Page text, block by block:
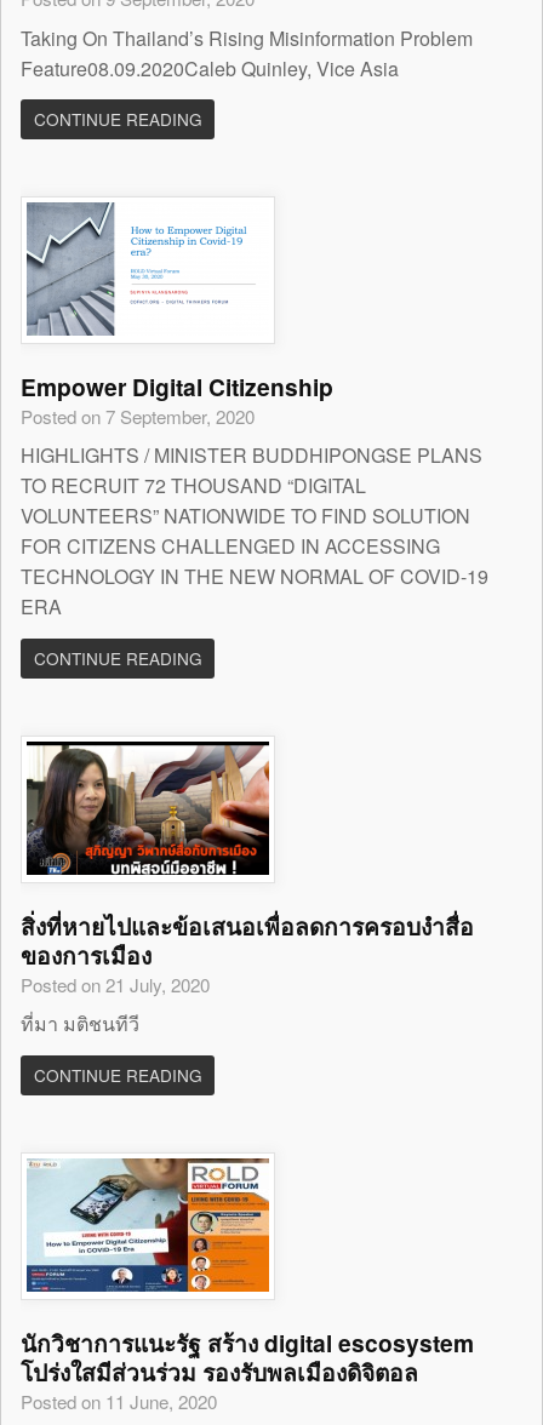
Taking On Thailand’s Rising Misinformation Problem
Feature08.09.2020Caleb Quinley, Vice Asia
CONTINUE READING
Empower Digital Citizenship
Posted on 7 September, 2020
HIGHLIGHTS / MINISTER BUDDHIPONGSE PLANS
TO RECRUIT 72 THOUSAND “DIGITAL
VOLUNTEERS” NATIONWIDE TO FIND SOLUTION
FOR CITIZENS CHALLENGED IN ACCESSING
TECHNOLOGY IN THE NEW NORMAL OF COVID-19
ERA
CONTINUE READING
สิ่งที่หายไปและข้อเสนอเพื่อลดการครอบงำสื่อ
ของการเมือง
Posted on 21 July, 2020
ที่มา มติชนทีวี
CONTINUE READING
นักวิชาการแนะรัฐ สร้าง digital escosystem
โปร่งใสมีส่วนร่วม รองรับพลเมืองดิจิตอล
Posted on 11 June, 2020